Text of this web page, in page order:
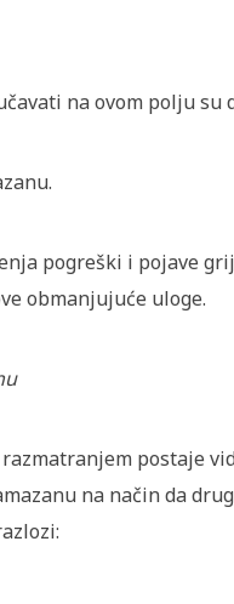
na ovom polju su
pogreški i pojave
obmanjujuće uloge.
postaje
na način da